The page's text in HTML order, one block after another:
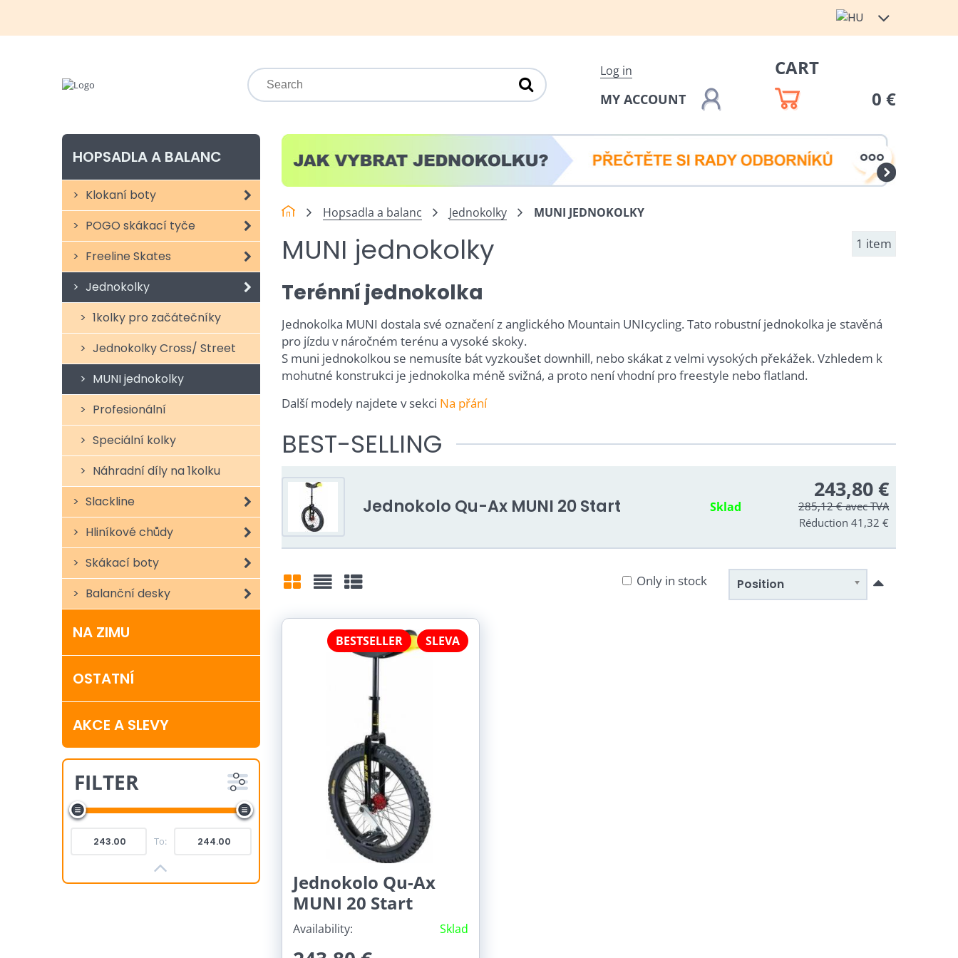
Log in
MY ACCOUNT
CART
0 €
HOPSADLA A BALANC
Klokaní boty
POGO skákací tyče
Freeline Skates
Jednokolky
1kolky pro začátečníky
Jednokolky Cross/ Street
MUNI jednokolky
Profesionální
Speciální kolky
Náhradní díly na 1kolku
Slackline
Hliníkové chůdy
Skákací boty
Balanční desky
NA ZIMU
OSTATNÍ
AKCE A SLEVY
FILTER
To:
Hopsadla a balanc Jednokolky MUNI JEDNOKOLKY
MUNI jednokolky 1 item
Terénní jednokolka
Jednokolka MUNI dostala své označení z anglického Mountain UNIcycling. Tato robustní jednokolka je stavěná
pro jízdu v náročném terénu a vysoké skoky.
S muni jednokolkou se nemusíte bát vyzkoušet downhill, nebo skákat z velmi vysokých překážek. Vzhledem k
mohutné konstrukci je jednokolka méně svižná, a proto není vhodní pro freestyle nebo flatland.
Další modely najdete v sekci Na přání
BEST-SELLING
Jednokolo Qu-Ax MUNI 20 Start Sklad
243,80 €
285,12 €avec TVA
Réduction 41,32 €
Position
Only in stock
BESTSELLER SLEVA
Jednokolo Qu-Ax
MUNI 20 Start
Availability: Sklad